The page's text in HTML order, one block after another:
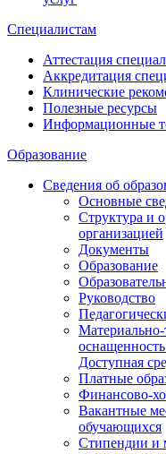
Специалистам
Аттестация
Аккредитация
Клинические
Полезные ресурсы
Информационные
Образование
Сведения об
Основные
Структура и
организацией
Документы
Образование
Руководство
Материально-
оснащенность
Доступная
Платные
Финансово-
Вакантные
обучающихся
Стипендии и